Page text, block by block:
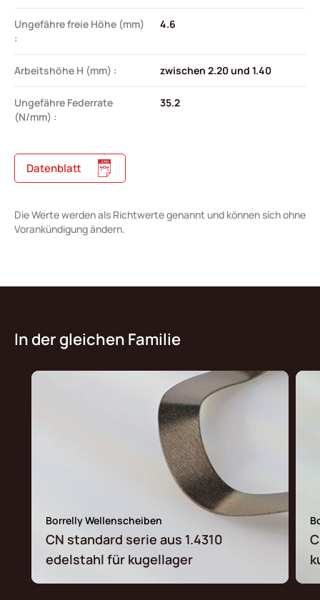
Ungefähre freie Höhe (mm)
:
4.6
Arbeitshöhe H (mm) : zwischen 2.20 und 1.40
Ungefähre Federrate
(N/mm) :
35.2
Datenblatt
Die Werte werden als Richtwerte genannt und können sich ohne
Vorankündigung ändern.
In der gleichen Familie
Borrelly Wellenscheiben
CN standard serie aus 1.4310
edelstahl für kugellager